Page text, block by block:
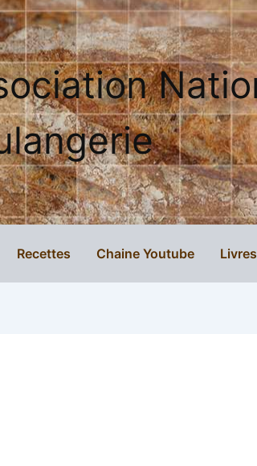
Recettes Chaine Youtube